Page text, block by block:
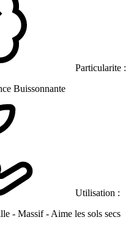
Particularite :
Buissonnante
Utilisation :
- Massif - Aime les sols secs